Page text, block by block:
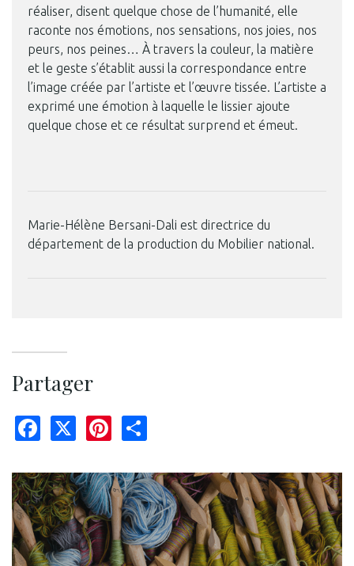
réaliser, disent quelque chose de l’humanité, elle
raconte nos émotions, nos sensations, nos joies, nos
peurs, nos peines… À travers la couleur, la matière
et le geste s’établit aussi la correspondance entre
l’image créée par l’artiste et l’œuvre tissée. L’artiste a
exprimé une émotion à laquelle le lissier ajoute
quelque chose et ce résultat surprend et émeut.
Marie-Hélène Bersani-Dali est directrice du
département de la production du Mobilier national.
Partager
Facebook Pinterest